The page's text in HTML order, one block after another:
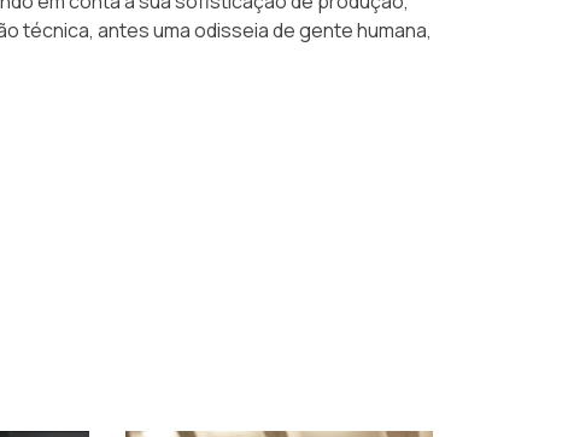
técnica, antes uma odisseia de gente humana,